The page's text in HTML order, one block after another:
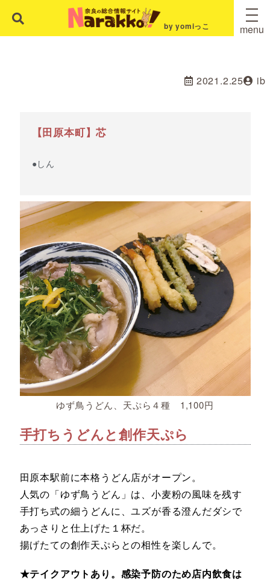
by yomiっこ menu
2021.2.25 ib
【田原本町】芯
●しん
ゆず鳥うどん、天ぷら４種 1,100円
手打ちうどんと創作天ぷら
田原本駅前に本格うどん店がオープン。
人気の「ゆず鳥うどん」は、小麦粉の風味を残す
手打ち式の細うどんに、ユズが香る澄んだダシで
あっさりと仕上げた１杯だ。
揚げたての創作天ぷらとの相性を楽しんで。
★テイクアウトあり。感染予防のため店内飲食は